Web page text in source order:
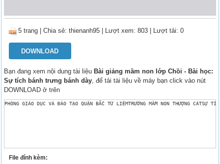
5 trang |Chia sẻ:thienanh95 | Lượt xem: 803 | Lượt tải: 0
DOWNLOAD
Bạn đang xem nội dung tài liệu Bài giảng mầm non lớp Chồi - Bài học:
Sự tích bánh trưng bánh dày, để tải tài liệu về máy bạn click vào nút
DOWNLOAD ở trên
PHÒNG GIÁO DỤC VÀ ĐÀO TẠO QUẬN BẮC TỪ LIÊMTRƯỜNG MẦM NON THƯỢNG
File đính kèm: